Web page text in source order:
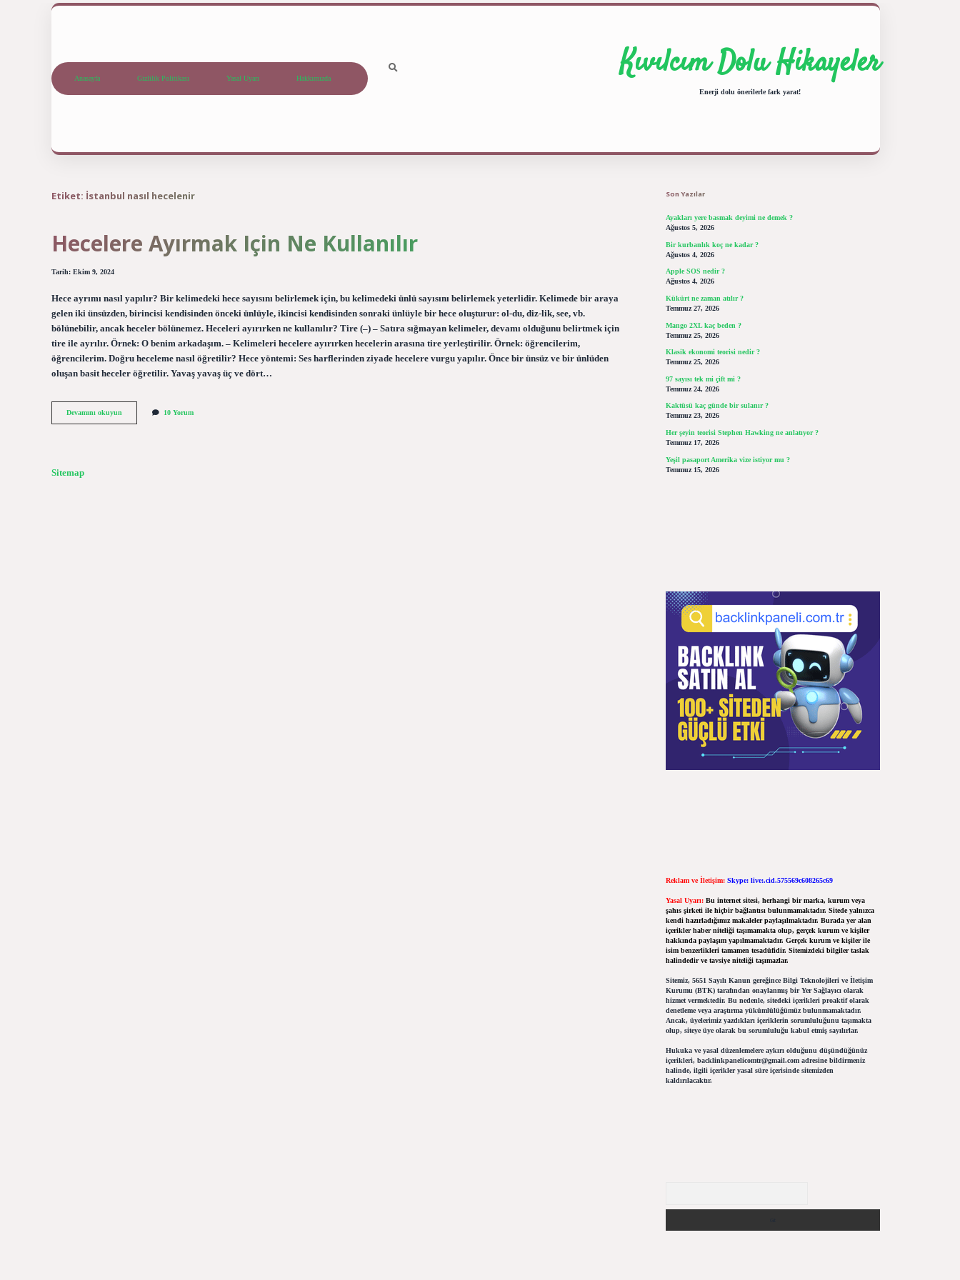
Anasayfa Gizlilik Politikası Yasal Uyarı Hakkımızda Kıvılcım Dolu Hikayeler
Enerji dolu önerilerle fark yarat!
Etiket: İstanbul nasıl hecelenir
Hecelere Ayırmak Için Ne Kullanılır
Tarih: Ekim 9, 2024
Hece ayrımı nasıl yapılır? Bir kelimedeki hece sayısını belirlemek için, bu kelimedeki ünlü sayısını belirlemek yeterlidir. Kelimede bir araya
gelen iki ünsüzden, birincisi kendisinden önceki ünlüyle, ikincisi kendisinden sonraki ünlüyle bir hece oluşturur: ol-du, diz-lik, see, vb.
bölünebilir, ancak heceler bölünemez. Heceleri ayırırken ne kullanılır? Tire (–) – Satıra sığmayan kelimeler, devamı olduğunu belirtmek için
tire ile ayrılır. Örnek: O benim arkadaşım. – Kelimeleri hecelere ayırırken hecelerin arasına tire yerleştirilir. Örnek: öğrencilerim,
öğrencilerim. Doğru heceleme nasıl öğretilir? Hece yöntemi: Ses harflerinden ziyade hecelere vurgu yapılır. Önce bir ünsüz ve bir ünlüden
oluşan basit heceler öğretilir. Yavaş yavaş üç ve dört…
Devamını okuyun
Ayırmak
10 Yorum
Sitemap
Son Yazılar
Ayakları yere basmak deyimi ne demek ?
Ağustos 5, 2026
Bir kurbanlık koç ne kadar ?
Ağustos 4, 2026
Apple SOS nedir ?
Ağustos 4, 2026
Kükürt ne zaman atılır ?
Temmuz 27, 2026
Mango 2XL kaç beden ?
Temmuz 25, 2026
Klasik ekonomi teorisi nedir ?
Temmuz 25, 2026
97 sayısı tek mi çift mi ?
Temmuz 24, 2026
Kaktüsü kaç günde bir sulanır ?
Temmuz 23, 2026
Her şeyin teorisi Stephen Hawking ne anlatıyor ?
Temmuz 17, 2026
Yeşil pasaport Amerika vize istiyor mu ?
Temmuz 15, 2026
Reklam ve İletişim: Skype: live:.cid.575569c608265c69
Yasal Uyarı: Bu internet sitesi, herhangi bir marka, kurum veya
şahıs şirketi ile hiçbir bağlantısı bulunmamaktadır. Sitede yalnızca
kendi hazırladığımız makaleler paylaşılmaktadır. Burada yer alan
içerikler haber niteliği taşımamakta olup, gerçek kurum ve kişiler
hakkında paylaşım yapılmamaktadır. Gerçek kurum ve kişiler ile
isim benzerlikleri tamamen tesadüfidir. Sitemizdeki bilgiler taslak
halindedir ve tavsiye niteliği taşımazlar.
Sitemiz, 5651 Sayılı Kanun gereğince Bilgi Teknolojileri ve İletişim
Kurumu (BTK) tarafından onaylanmış bir Yer Sağlayıcı olarak
hizmet vermektedir. Bu nedenle, sitedeki içerikleri proaktif olarak
denetleme veya araştırma yükümlülüğümüz bulunmamaktadır.
Ancak, üyelerimiz yazdıkları içeriklerin sorumluluğunu taşımakta
olup, siteye üye olarak bu sorumluluğu kabul etmiş sayılırlar.
Hukuka ve yasal düzenlemelere aykırı olduğunu düşündüğünüz
içerikleri, backlinkpanelicomtr@gmail.comadresine bildirmeniz
halinde, ilgili içerikler yasal süre içerisinde sitemizden
kaldırılacaktır.